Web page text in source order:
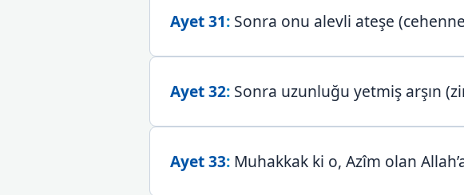
Ayet 31: Sonra onu alevli ateşe
Ayet 32: Sonra uzunluğu yetmiş arşın
Ayet 33: Muhakkak ki o, Azîm olan